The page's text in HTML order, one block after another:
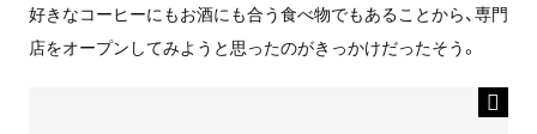
好きなコーヒーにもお酒にも合う食べ物でもあることから、専門
店をオープンしてみようと思ったのがきっかけだったそう。